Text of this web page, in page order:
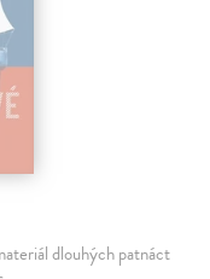
dlouhých patnáct